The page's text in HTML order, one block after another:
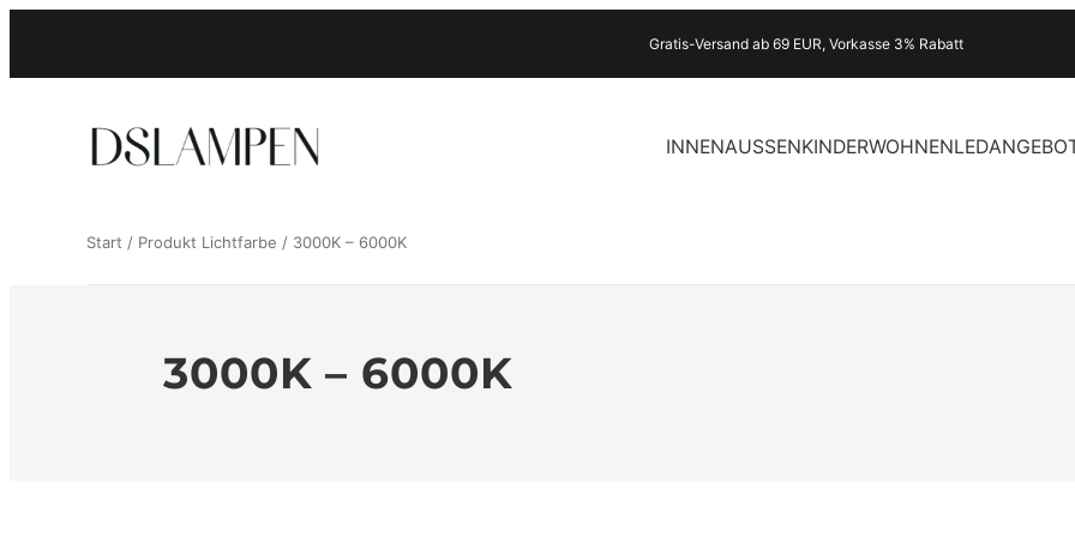
springen
Gratis-Versand ab 69 EUR, Vorkasse 3% Rabatt
INNENAUSSENKINDERWOHNENLED
Start / Produkt Lichtfarbe / 3000K – 6000K
3000K – 6000K